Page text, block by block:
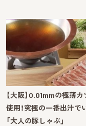
【大阪】0.01mmの極薄
使用！究極の一番出汁で
「大人の豚しゃぶ」